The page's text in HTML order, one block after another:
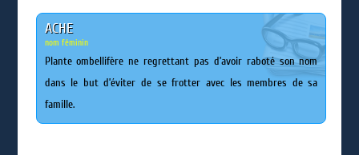
ACHE
nom féminin
Plante ombellifère ne regrettant pas d’avoir raboté son nom
dans le but d’éviter de se frotter avec les membres de sa
famille.